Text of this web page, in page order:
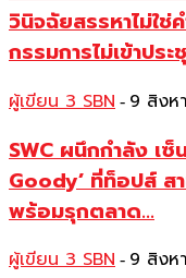
วินิจฉัยสรรหาไม่ใ
กรรมการไม่เข้าปร
ผู้เขียน 3 SBN - 9 สิงห
SWC ผนึกกำลัง เ
Goody’ ที่ท็อปส์ ส
พร้อมรุกตลาด...
ผู้เขียน 3 SBN - 9 สิงห